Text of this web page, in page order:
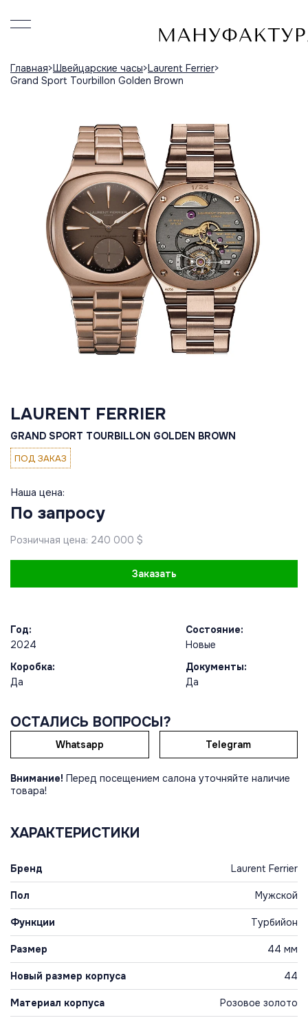
Главная Швейцарские часы Laurent Ferrier
Grand Sport Tourbillon Golden Brown
LAURENT FERRIER
GRAND SPORT TOURBILLON GOLDEN BROWN
ПОД ЗАКАЗ
Наша цена:
По запросу
Розничная цена: 240 000 $
Заказать
Год:
2024
Состояние:
Новые
Коробка:
Да
Документы:
Да
ОСТАЛИСЬ ВОПРОСЫ?
Whatsapp Telegram
Внимание! Перед посещением салона уточняйте наличие
товара!
ХАРАКТЕРИСТИКИ
Бренд Laurent Ferrier
Пол Мужской
Функции Турбийон
Размер 44 мм
Новый размер корпуса 44
Материал корпуса Розовое золото